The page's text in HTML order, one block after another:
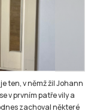
ten, v němž žil Johann
v prvním patře vily a
zachoval některé